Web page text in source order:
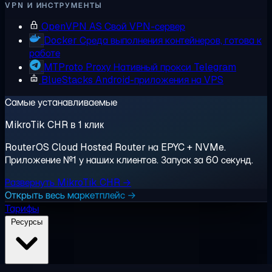
VPN И ИНСТРУМЕНТЫ
OpenVPN AS Свой VPN-сервер
Docker Среда выполнения контейнеров, готова к
работе
MTProto ProxyНативный прокси Telegram
BlueStacks Android-приложения на VPS
Самые устанавливаемые
MikroTik CHR в 1 клик
RouterOS Cloud Hosted Router на EPYC + NVMe.
Приложение №1 у наших клиентов. Запуск за 60 секунд.
Развернуть MikroTik CHR →
Открыть весь маркетплейс →
Тарифы